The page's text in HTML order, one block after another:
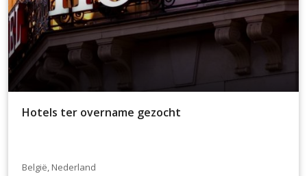
Hotels ter overname gezocht
België, Nederland